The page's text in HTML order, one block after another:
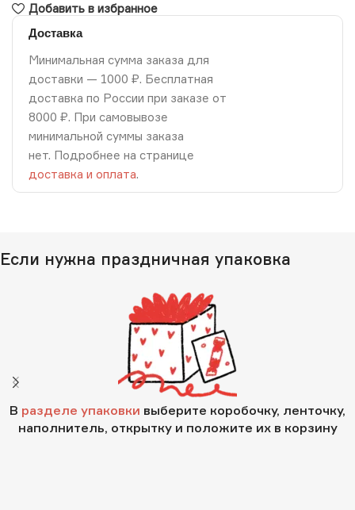
Добавить в избранное
Доставка
Минимальная сумма заказа для
доставки — 1000 ₽. Бесплатная
доставка по России при заказе от
8000 ₽. При самовывозе
минимальной суммы заказа
нет. Подробнее на странице
доставка и оплата.
Если нужна праздничная упаковка
В разделе упаковки выберите коробочку, ленточку,
наполнитель, открытку и положите их в корзину